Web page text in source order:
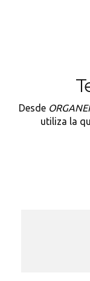
Desde
utiliza la